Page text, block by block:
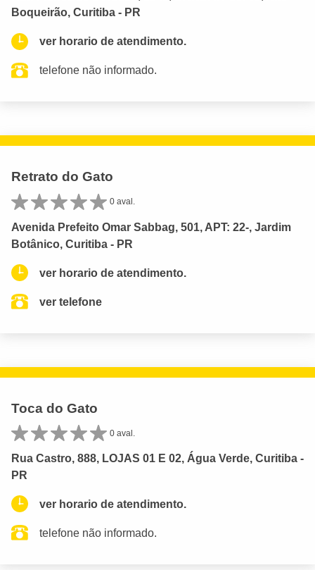
Boqueirão, Curitiba - PR
ver horario de atendimento.
telefone não informado.
Retrato do Gato
0 aval.
Avenida Prefeito Omar Sabbag, 501, APT: 22-, Jardim
Botânico, Curitiba - PR
ver horario de atendimento.
ver telefone
Toca do Gato
0 aval.
Rua Castro, 888, LOJAS 01 E 02, Água Verde, Curitiba -
PR
ver horario de atendimento.
telefone não informado.